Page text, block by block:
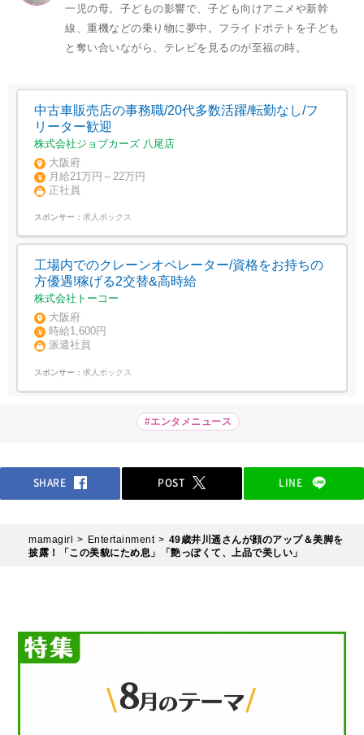
一児の母。子どもの影響で、子ども向けアニメや新幹
線、重機などの乗り物に夢中。フライドポテトを子ども
と奪い合いながら、テレビを見るのが至福の時。
中古車販売店の事務職/20代多数活躍/転勤なし/フ
リーター歓迎
株式会社ジョブカーズ 八尾店
大阪府
月給21万円～22万円
正社員
スポンサー： 求人ボックス
工場内でのクレーンオペレーター/資格をお持ちの
方優遇!稼げる2交替&高時給
株式会社トーコー
大阪府
時給1,600円
派遣社員
スポンサー： 求人ボックス
#エンタメニュース
SHARE POST LINE
mamagirl Entertainment
49歳井川遥さんが顔のアップ＆美脚を
披露！「この美貌にため息」「艶っぽくて、上品で美しい」